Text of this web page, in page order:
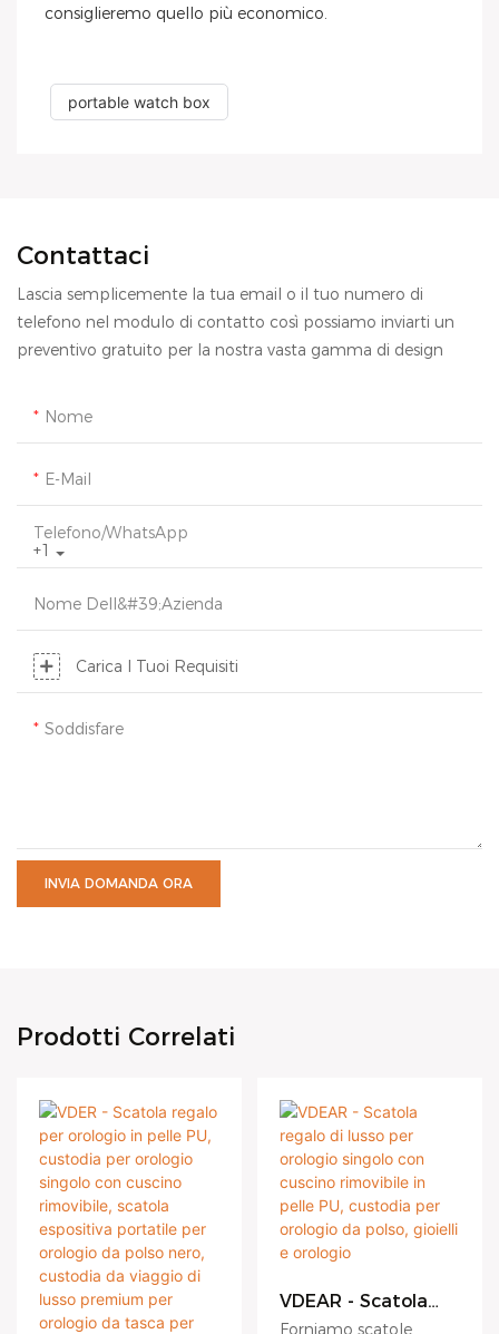
consiglieremo quello più economico.
portable watch box
Contattaci
Lascia semplicemente la tua email o il tuo numero di
telefono nel modulo di contatto così possiamo inviarti un
preventivo gratuito per la nostra vasta gamma di design
Nome
E-Mail
+1
Telefono/WhatsApp
Nome Dell&#39;azienda
Carica I Tuoi Requisiti
Soddisfare
INVIA DOMANDA ORA
Prodotti Correlati
VDEAR - Scatola
regalo di lusso per
Forniamo scatole